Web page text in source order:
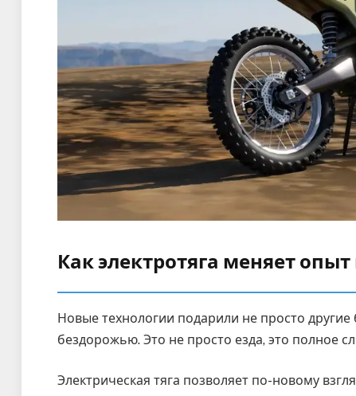
Как электротяга меняет
Новые технологии подарили не просто
бездорожью. Это не просто езда, это полное
Электрическая тяга позволяет по-новому